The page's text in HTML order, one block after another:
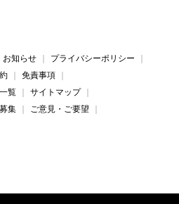
お知らせ
プライバシーポリシー
免責事項
覧
サイトマップ
集
ご意見・ご要望